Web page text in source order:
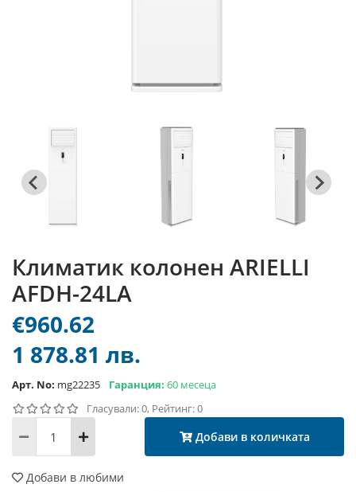
Климатик колонен ARIELLI
AFDH-24LA
€960.62
1 878.81 лв.
Арт. No: mg22235 Гаранция: 60 месеца
Гласували: 0, Рейтинг: 0
Добави в количката
Добави в любими